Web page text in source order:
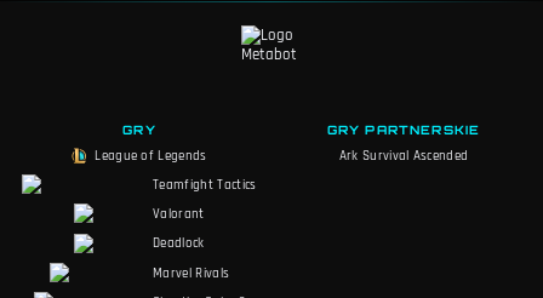
GRY
League of Legends
Teamfight Tactics
Valorant
Deadlock
Marvel Rivals
GRY PARTNERSKIE
Ark Survival Ascended